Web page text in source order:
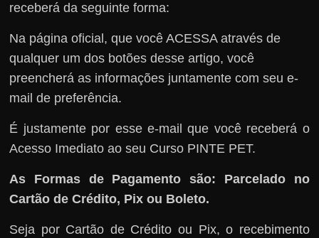
receberá da seguinte forma:
Na página oficial, que você ACESSA através de
qualquer um dos botões desse artigo, você
preencherá as informações juntamente com seu e-
mail de preferência.
É justamente por esse e-mail que você receberá o
Acesso Imediato ao seu Curso PINTE PET.
As Formas de Pagamento são: Parcelado no
Cartão de Crédito, Pix ou Boleto.
Seja por Cartão de Crédito ou Pix, o recebimento